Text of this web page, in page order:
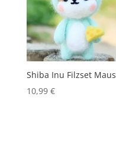
Shiba Inu Filzset Maus
10,99 €